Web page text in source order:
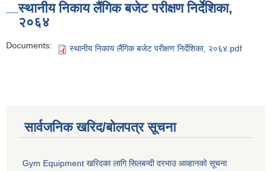
स्थानीय निकाय लैंगिक बजेट परीक्षण निर्देशिका,
२०६४
Documents: स्थानीय निकाय लैंगिक बजेट परीक्षण निर्देशिका, २०६४.pdf
सार्वजनिक खरिद/बोलपत्र सूचना
Gym Equipment खरिदका लागि सिलबन्दी दरभाउ आव्हानको सूचना